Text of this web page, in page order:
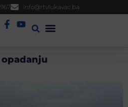
info@rtvlukavac.ba
opadanju